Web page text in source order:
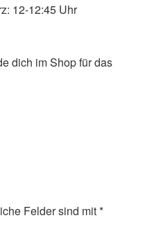
12-12:45 Uhr
dich im Shop für das
Felder sind mit*